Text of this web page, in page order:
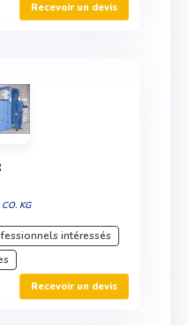
Recevoir un devis
KG
intéressés
Recevoir un devis